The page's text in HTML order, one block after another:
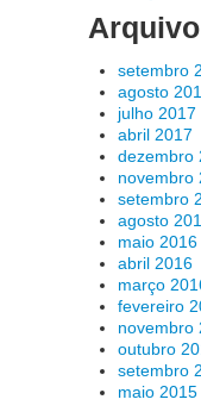
setembro
agosto
julho 2017
abril 2017
dezembro
novembro
setembro
agosto
maio 2016
abril 2016
março
fevereiro
novembro
outubro
setembro
maio 2015